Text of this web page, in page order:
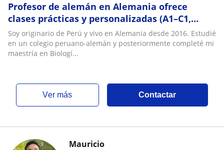
Profesor de alemán en Alemania ofrece
clases prácticas y personalizadas (A1–C1,
TestDaF, Goethe-Zertifikat)
Soy originario de Perú y vivo en Alemania desde 2016. Estudié
en un colegio peruano-alemán y posteriormente completé mi
maestría en Biologí...
ver más Contactar
Mauricio